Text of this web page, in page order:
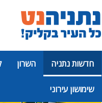
חדשות נתניה השרון
שימושון עירוני
פרסומת